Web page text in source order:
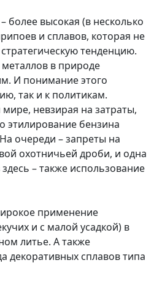
более высокая (в несколько
и сплавов, которая не
тенденцию.
в природе
И понимание этого
так и к политикам.
невзирая на затраты,
этилирование бензина
очереди – запреты на
охотничьей дроби, и одна
– также использование
применение
и с малой усадкой) в
литье. А также
декоративных сплавов типа